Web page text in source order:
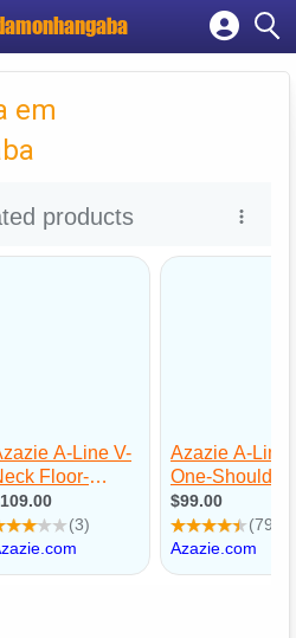
Cadastrar empresa
Criar conta
em